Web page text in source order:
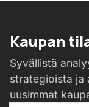
Kaupan
Syvällistä
strategioista ja
uusimmat